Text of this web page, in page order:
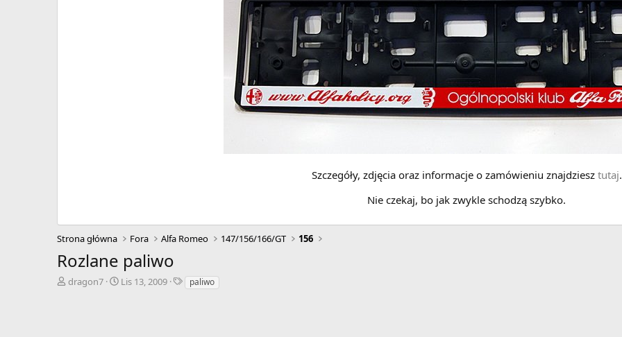
Szczegóły, zdjęcia oraz informacje o zamówieniu znajdziesz tutaj.
Nie czekaj, bo jak zwykle schodzą szybko.
Strona główna Fora Alfa Romeo 147/156/166/GT 156
Rozlane paliwo
A
dragon7
DLis 13, 2009
Tpaliwo